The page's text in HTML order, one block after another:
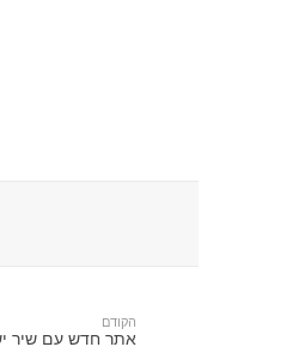
הקודם
אתר חדש עם שיר